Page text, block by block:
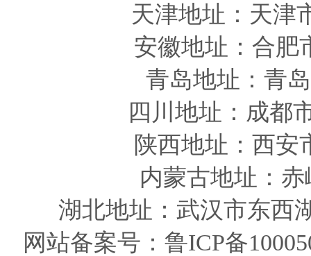
天津地址 ：天津
安徽地址 ：合
青岛地址 ：青
四川 地址 ：成都
陕西地址 ：西
内蒙古地址：
湖北地址：武汉市东西
网站备案号： 鲁ICP备